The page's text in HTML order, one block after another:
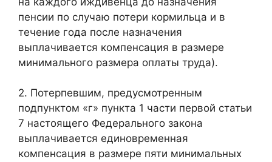
пенсии по случаю потери кормильца и в
течение года после назначения
выплачивается компенсация в размере
минимального размера оплаты труда).
2. Потерпевшим, предусмотренным
подпунктом «г» пункта 1 части первой статьи
7 настоящего Федерального закона
выплачивается единовременная
компенсация в размере пяти минимальных